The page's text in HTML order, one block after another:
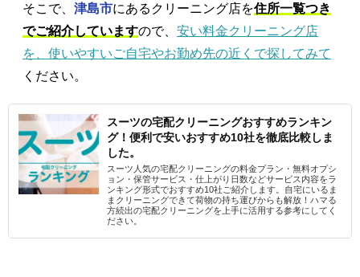
そこで、 津島市にあるクリーニング店を住所一覧つき
でご紹介していますので、 安い料金クリーニング店
を、使いやすいご自宅やお勤め先の近くで探してみて
ください。
スーツの宅配クリーニングおすすめランキン
グ！便利で安いおすすめ10社を徹底比較しま
した。
スーツ人気の宅配クリーニングの料金プラン・無料オプシ
ョン・保管サービス・仕上がり日数などサービス内容をラ
ンキング形式でおすすめ10社ご紹介します。自宅にいるま
まクリーニングできて荷物の持ち運びからも解放！ハマる
方続出の宅配クリーニングを上手に活用する参考にしてく
ださい。